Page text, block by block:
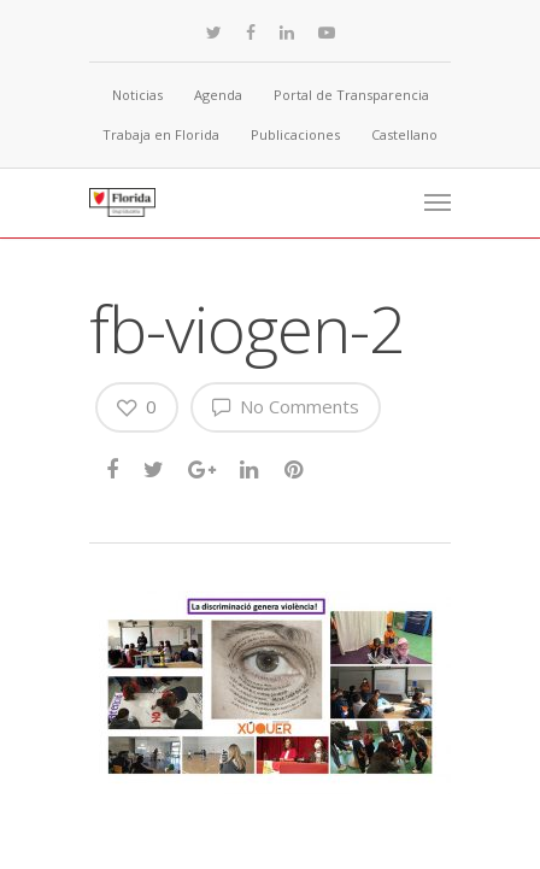
Noticias Agenda Portal de Transparencia
Trabaja en Florida Publicaciones Castellano
fb-viogen-2
No Comments
0